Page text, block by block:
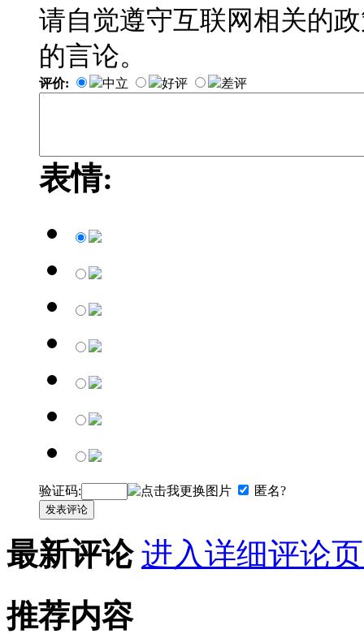
请自觉遵守互联网相关的
的言论。
评价: 中立 好评 差评
表情:
验证码: 匿名?
发表评论
最新评论 进入详细评论
推荐内容